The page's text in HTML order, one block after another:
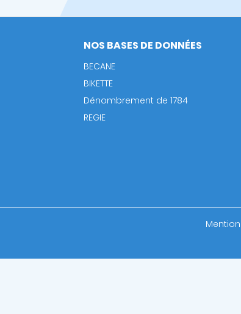
NOS BASES DE DONNÉES
BECANE
BIKETTE
Dénombrement de 1784
REGIE
bottom